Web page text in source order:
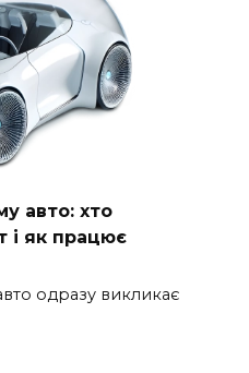
авто: хто
і як працює
одразу викликає